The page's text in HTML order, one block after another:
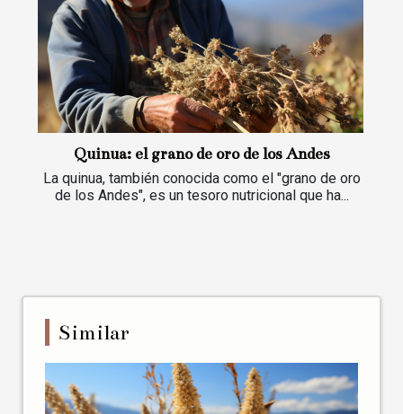
Quinua: el grano de oro de los Andes
La quinua, también conocida como el "grano de oro
de los Andes", es un tesoro nutricional que ha...
Similar